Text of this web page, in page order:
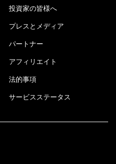
投資家の皆様へ
プレスとメディア
パートナー
アフィリエイト
法的事項
サービスステータス